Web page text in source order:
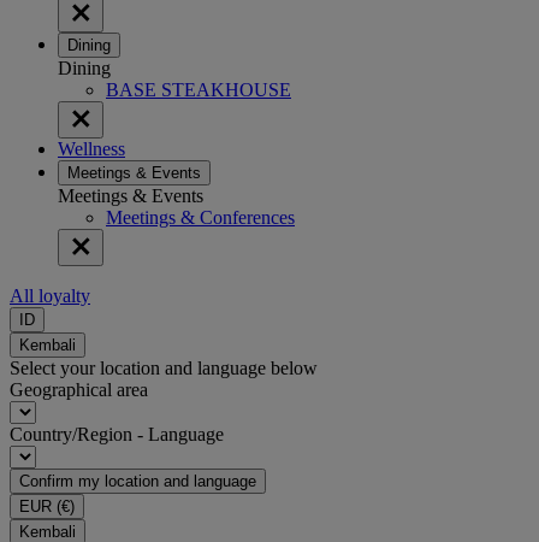
Dining
Dining
BASE STEAKHOUSE
Wellness
Meetings & Events
Meetings & Events
Meetings & Conferences
All loyalty
ID
Kembali
Select your location and language below
Geographical area
Country/Region - Language
Confirm my location and language
EUR (€)
Kembali